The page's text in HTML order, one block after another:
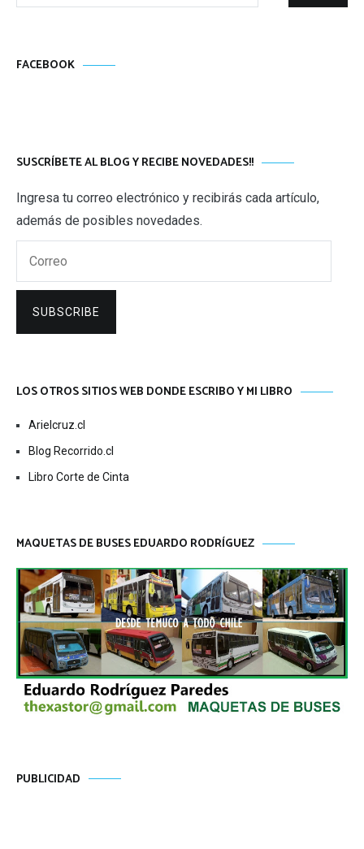
FACEBOOK
SUSCRÍBETE AL BLOG Y RECIBE NOVEDADES!!
Ingresa tu correo electrónico y recibirás cada artículo,
además de posibles novedades.
SUBSCRIBE
LOS OTROS SITIOS WEB DONDE ESCRIBO Y MI LIBRO
Arielcruz.cl
Blog Recorrido.cl
Libro Corte de Cinta
MAQUETAS DE BUSES EDUARDO RODRÍGUEZ
PUBLICIDAD